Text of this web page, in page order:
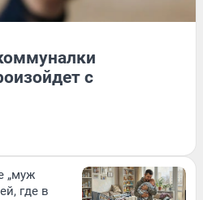
с
„муж
где в